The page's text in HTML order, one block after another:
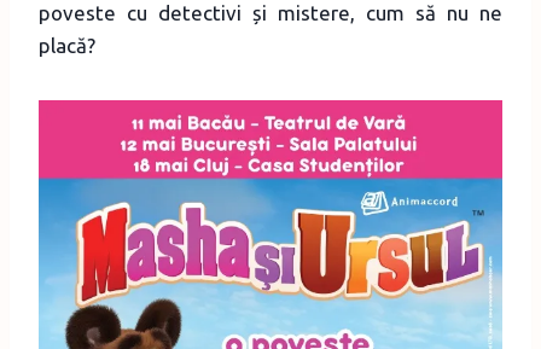
poveste cu detectivi și mistere, cum să nu ne
placă?